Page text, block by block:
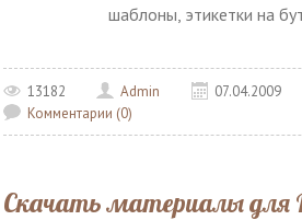
шаблоны, этикетки на
13182 Admin
07.04.2009
Комментарии (0)
Скачать материалы для